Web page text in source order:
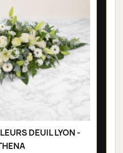
DEUIL LYON -